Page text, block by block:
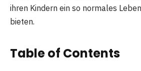
ihren Kindern ein so normales
bieten.
Table of Contents